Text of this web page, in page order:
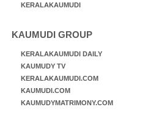
KERALAKAUMUDI
KAUMUDI GROUP
KERALAKAUMUDI DAILY
KAUMUDY TV
KERALAKAUMUDI.COM
KAUMUDI.COM
KAUMUDYMATRIMONY.COM